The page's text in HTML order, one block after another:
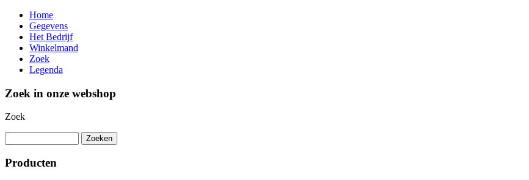
Home
Gegevens
Het Bedrijf
Winkelmand
Zoek
Legenda
Zoek in onze webshop
Zoek
Producten